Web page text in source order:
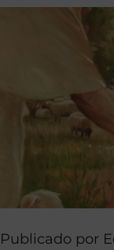
Publicado por